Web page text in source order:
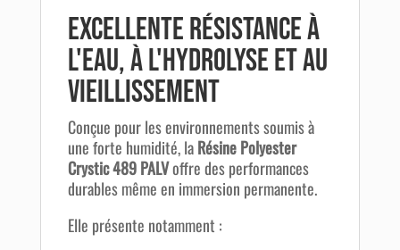
Excellente résistance à
l'eau, à l'hydrolyse et au
vieillissement
Conçue pour les environnements soumis à
une forte humidité, laRésine Polyester
Crystic 489 PALVoffre des performances
durables même en immersion permanente.
Elle présente notamment :